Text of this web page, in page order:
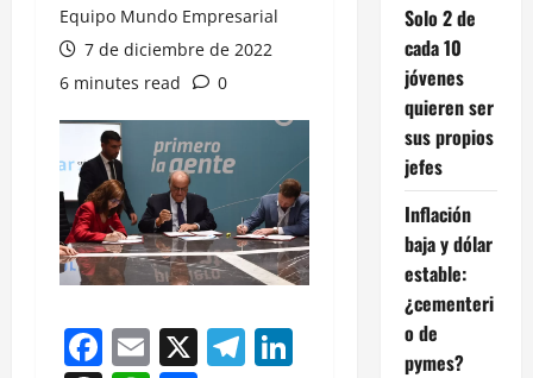
Equipo Mundo Empresarial
7 de diciembre de 2022
6 minutes read
0
Facebook
Email
X Telegram
LinkedIn
Solo 2 de
cada 10
jóvenes
quieren ser
sus propios
jefes
Inflación
baja y dólar
estable:
¿cementeri
o de
pymes?